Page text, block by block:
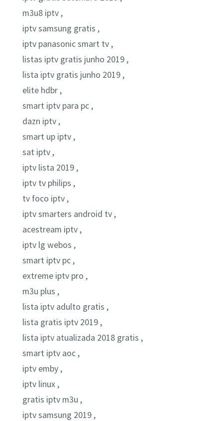
m3u8 iptv ,
iptv samsung gratis ,
iptv panasonic smart tv ,
listas iptv gratis junho 2019 ,
lista iptv gratis junho 2019 ,
elite hdbr ,
smart iptv para pc ,
dazn iptv ,
smart up iptv ,
sat iptv ,
iptv lista 2019 ,
iptv tv philips ,
tv foco iptv ,
iptv smarters android tv ,
acestream iptv ,
iptv lg webos ,
smart iptv pc ,
extreme iptv pro ,
m3u plus ,
lista iptv adulto gratis ,
lista gratis iptv 2019 ,
lista iptv atualizada 2018 gratis ,
smart iptv aoc ,
iptv emby ,
iptv linux ,
gratis iptv m3u ,
iptv samsung 2019 ,